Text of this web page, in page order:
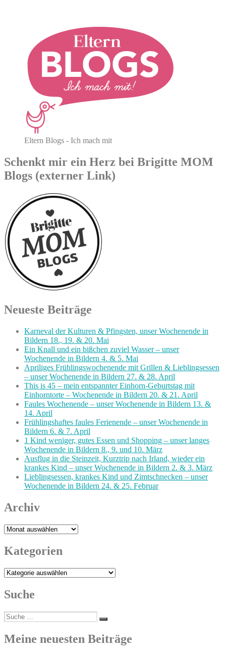
Eltern Blogs - Ich mach mit
Schenkt mir ein Herz bei Brigitte MOM
Blogs (externer Link)
Neueste Beiträge
Karneval der Kulturen & Pfingsten, unser Wochenende in
Bildern 18., 19. & 20. Mai
Ein Knall und ein bißchen zuviel Wasser – unser
Wochenende in Bildern 4. & 5. Mai
Apriliges Frühlingswochenende mit Grillen & Lieblingsessen
– unser Wochenende in Bildern 27. & 28. April
This is 45 – mein entspannter Einhorn-Geburtstag mit
Einhorntorte – Wochenende in Bildern 20. & 21. April
Faules Wochenende – unser Wochenende in Bildern 13. &
14. April
Frühlingshaftes faules Ferienende – unser Wochenende in
Bildern 6. & 7. April
1 Kind weniger, gutes Essen und Shopping – unser langes
Wochenende in Bildern 8., 9. und 10. März
Ausflug in die Steinzeit, Kurztrip nach Irland, wieder ein
krankes Kind – unser Wochenende in Bildern 2. & 3. März
Lieblingsessen, krankes Kind und Zimtschnecken – unser
Wochenende in Bildern 24. & 25. Februar
Archiv
Archiv
Kategorien
Kategorien
Suche
Suche
nach:
Suchen
Meine neuesten Beiträge